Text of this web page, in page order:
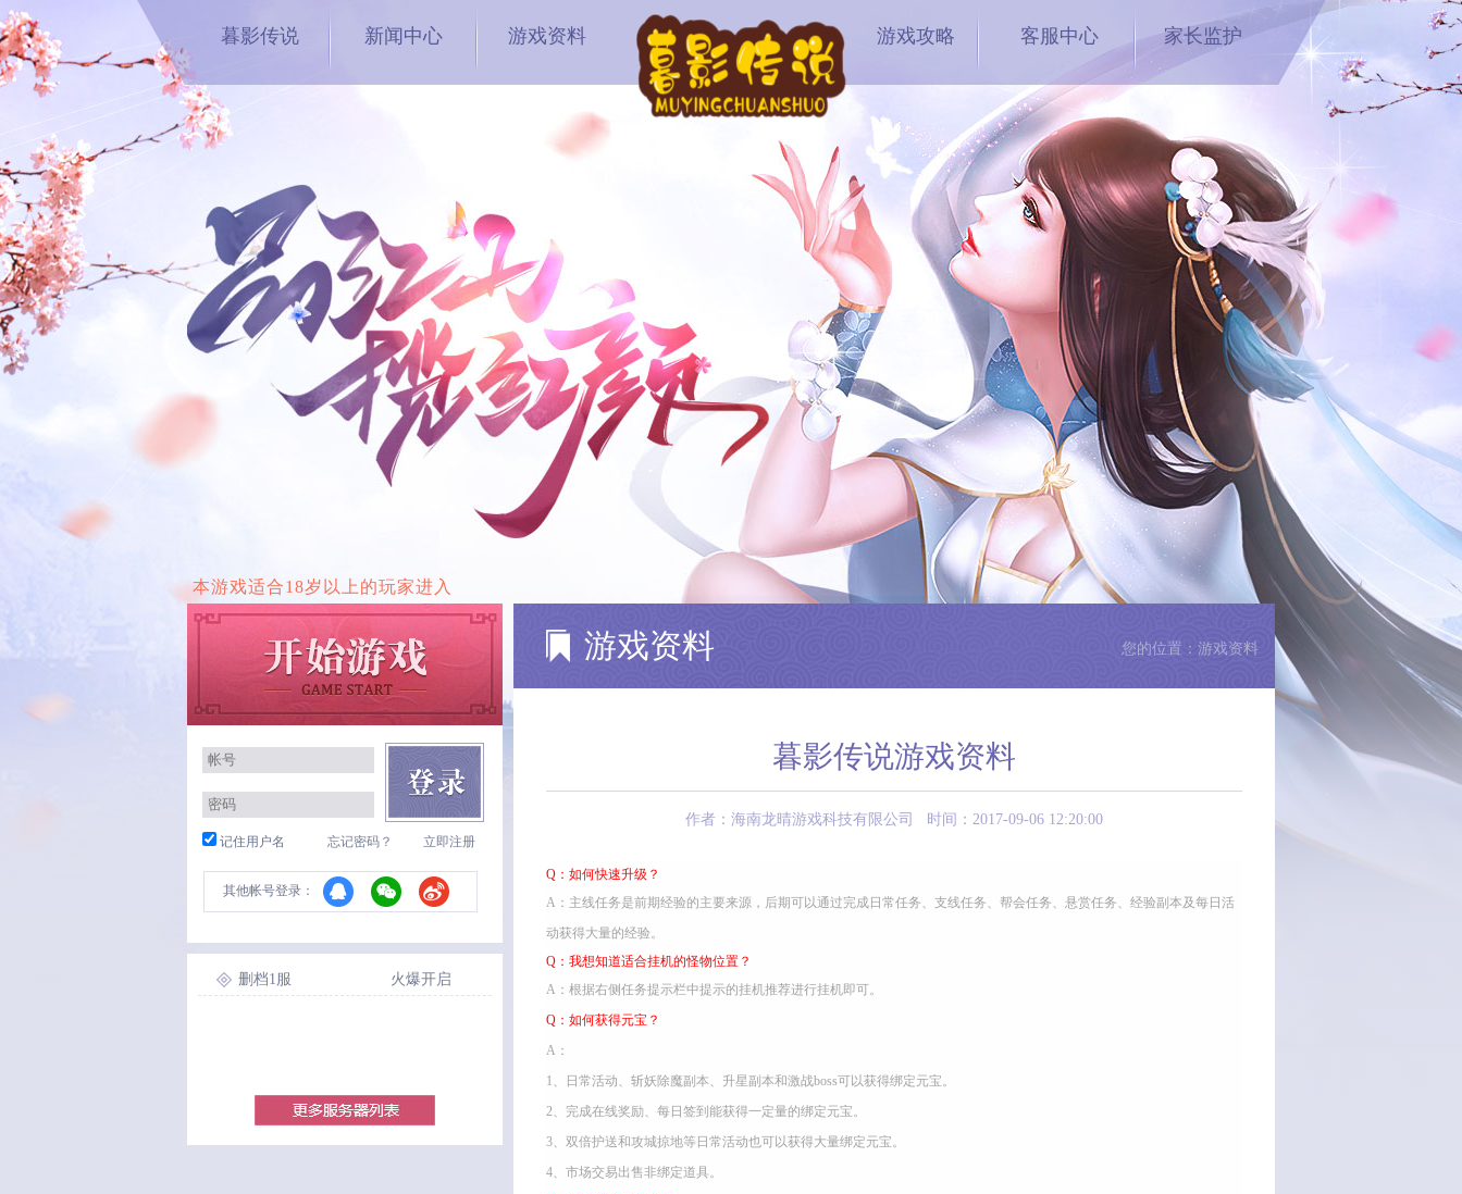
暮影传说 新闻中心 游戏资料 游戏攻略 客服中心 家长监护
本游戏适合18岁以上的玩家进入
记住用户名 忘记密码？ 立即注册
其他帐号登录：
火爆开启
删档1服
游戏资料 您的位置：游戏资料
暮影传说游戏资料
作者：海南龙晴游戏科技有限公司 时间：2017-09-06 12:20:00
Q：如何快速升级？
A：主线任务是前期经验的主要来源，后期可以通过完成日常任务、支线任务、帮会任务、悬赏任务、经验副本及每日活
动获得大量的经验。
Q：我想知道适合挂机的怪物位置？
A：根据右侧任务提示栏中提示的挂机推荐进行挂机即可。
Q：如何获得元宝？
A：
1、日常活动、斩妖除魔副本、升星副本和激战boss可以获得绑定元宝。
2、完成在线奖励、每日签到能获得一定量的绑定元宝。
3、双倍护送和攻城掠地等日常活动也可以获得大量绑定元宝。
4、市场交易出售非绑定道具。